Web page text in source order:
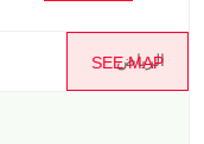
SEE MAP
الرياض